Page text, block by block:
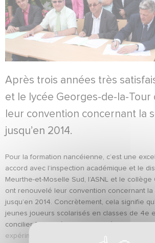
Après trois années très
et le lycée Georges-de-la-
leur convention concernant la
jusqu’en 2014.
Pour la formation nancéienne, c’est une
accord avec l’inspection académique et le
Meurthe-et-Moselle Sud, l’ASNL et le
ont renouvelé leur convention concernant la
jusqu’en 2014. Concrètement, cela signifie
jeunes joueurs scolarisés en classes de 4e
concilier foot et études de manière optimale.
expérimenté ce mode de fonctionnement